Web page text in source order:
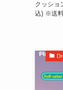
クッシ
込) ※送